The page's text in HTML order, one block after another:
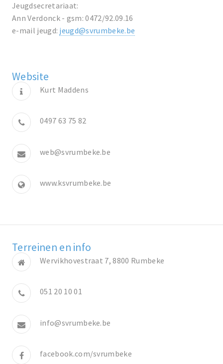
Jeugdsecretariaat:
Ann Verdonck - gsm: 0472/92.09.16
e-mail jeugd: jeugd@svrumbeke.be
Website
Kurt Maddens
0497 63 75 82
web@svrumbeke.be
www.ksvrumbeke.be
Terreinen en info
Wervikhovestraat 7, 8800 Rumbeke
051 20 10 01
info@svrumbeke.be
facebook.com/svrumbeke